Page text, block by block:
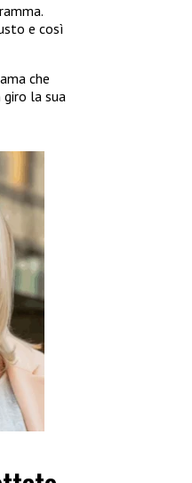
e così
che
giro la sua